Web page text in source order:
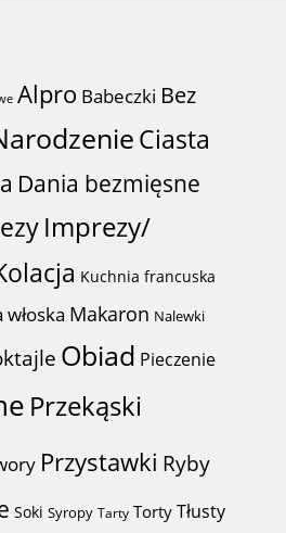
Alpro Babeczki Bez
Ciasta
Dania bezmięsne
Imprezy/
Kuchnia francuska
włoska Makaron Nalewki
Obiad Pieczenie
Przekąski
Przystawki Ryby
Soki Syropy Tarty Torty Tłusty